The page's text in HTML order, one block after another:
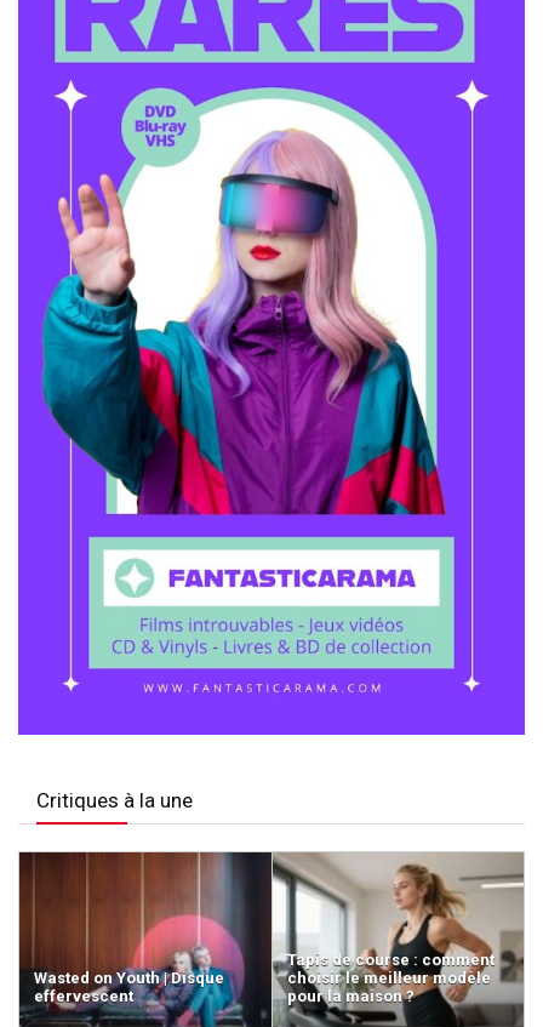
Critiques à la une
Wasted on Youth | Disque
effervescent
Tapis de course : comment
choisir le meilleur modèle
pour la maison ?